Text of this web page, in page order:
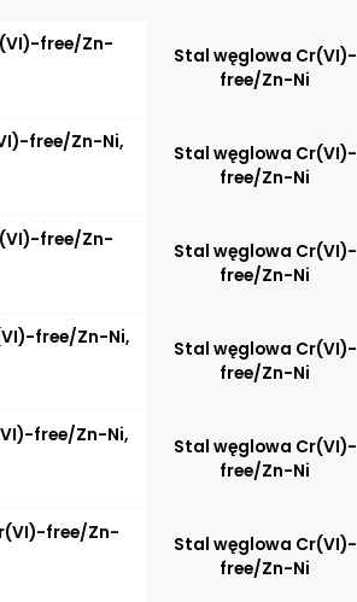
Do rur aluminiowych
free/Zn-
Stal węglowa Cr(VI)-
free/Zn-Ni
free/Zn-Ni,
Stal węglowa Cr(VI)-
free/Zn-Ni
free/Zn-
Stal węglowa Cr(VI)-
free/Zn-Ni
free/Zn-Ni,
Stal węglowa Cr(VI)-
free/Zn-Ni
free/Zn-Ni,
Stal węglowa Cr(VI)-
free/Zn-Ni
free/Zn-
Stal węglowa Cr(VI)-
free/Zn-Ni